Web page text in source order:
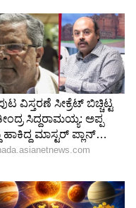
ಗಿರಿಜಾರ ಕೂಡು
ಗಂಡು ಮಕ್ಕಳ